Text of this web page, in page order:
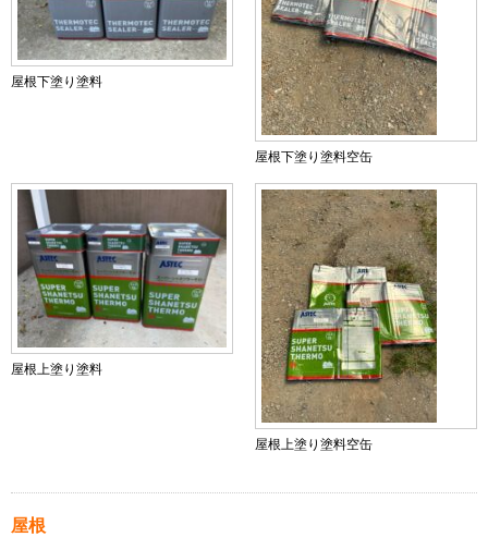
屋根下塗り塗料
屋根下塗り塗料空缶
屋根上塗り塗料
屋根上塗り塗料空缶
屋根